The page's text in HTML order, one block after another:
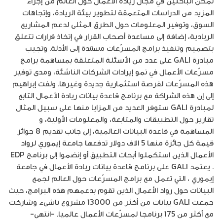
المزيد من الدراسات المتعمقة لتطوير بيئة الريادة، وإتجاهات
السوق، وتوفير المعلومات حول الطرق المثلى لدعم المشاريع
الريادية، إضافة إلى مساعدة أصحاب القرار في إتخاذ ﻗرارات تتعلق
بتصميم وتنفيذ برامج المسرّعات ﻣﺳﺗﻧدة إﻟﯽ اﻷدﻟﺔ. وتجيب
مبادرة GALI على عدد من الأسئلة المتعلقة بمساهمة برامج
مسرّعات الأعمال في نمو إيرادات الشركات الناشئة، ومدى توفير
هذه المسرّعات لفرصة استثمارية جديدة وغيرها. ولفت إبراهيم
إلى إن هذه الشراكة مع برنامج قاعدة بيانات ريادة الأعمال التابع
لمبادرة GALI ستوفر العديد من المزايا منها على سبيل المثال
تقارير حول التطبيقات والمتابعة، والمعلومات الأولية، و
المساهمة في قاعدة البيانات العالمية، إلى جانب تقديم 8 جوائز
قيمة كل جائزة منها 5 الاف دولار تدفعها جامعة إيموري لرواد
الأعمال الذين استكملوا أبحاث التطبيق أو إنضموا إلى برنامج EDP
. يعتمد GALI على برنامج قاعدة بيانات ريادة الأعمال في جامعة
إيموري ، التي تعمل مع برامج المسرّعات حول العالم لجمع
البيانات حول رواد الأعمال الذين تقوم بدعمهم هذه البرامج، حيث
جمعت GALI بيانات من أكثر من 13000 مشروع ناشىء وشاركت
مع أكثر من 175 برنامجا لمسرّعات الأعمال عالميا. -انتهى-